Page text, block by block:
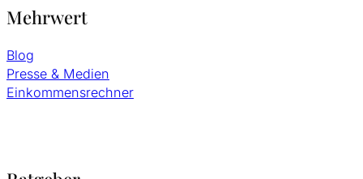
Mehrwert
Blog
Presse & Medien
Einkommensrechner